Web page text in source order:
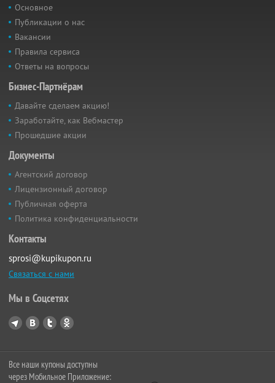
Основное
Публикации о нас
Вакансии
Правила сервиса
Ответы на вопросы
Бизнес-Партнёрам
Давайте сделаем акцию!
Заработайте, как Вебмастер
Прошедшие акции
Документы
Агентский договор
Лицензионный договор
Публичная оферта
Политика конфиденциальности
Контакты
sprosi@kupikupon.ru
Связаться с нами
Мы в Соцсетях
Все наши купоны доступны
через Мобильное Приложение: